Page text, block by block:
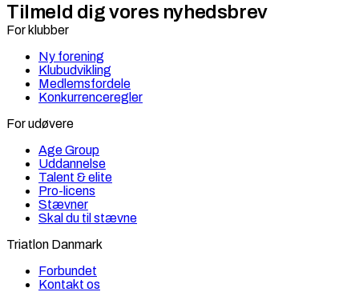
Tilmeld dig vores nyhedsbrev
For klubber
Ny forening
Klubudvikling
Medlemsfordele
Konkurrenceregler
For udøvere
Age Group
Uddannelse
Talent & elite
Pro-licens
Stævner
Skal du til stævne
Triatlon Danmark
Forbundet
Kontakt os